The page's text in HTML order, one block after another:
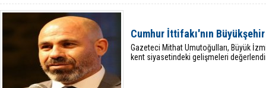
Cumhur İttifakı'nın
Gazeteci Mithat Umutoğulları, Büyük
kent siyasetindeki gelişmeleri